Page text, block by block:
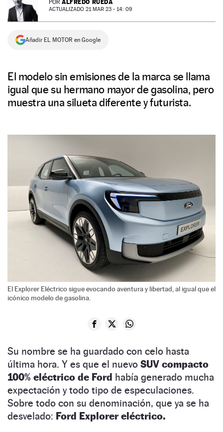
NEWSLETTER
SÍGUENOS
POR ALFREDO RUEDA
ACTUALIZADO 21 MAR 23 - 14: 09
Añadir EL MOTOR en Google
El modelo sin emisiones de la marca se llama
igual que su hermano mayor de gasolina, pero
muestra una silueta diferente y futurista.
El Explorer Eléctrico sigue evocando aventura y libertad, al igual que el
icónico modelo de gasolina.
Su nombre se ha guardado con celo hasta
última hora. Y es que el nuevo SUV compacto
100% eléctrico de Ford había generado mucha
expectación y todo tipo de especulaciones.
Sobre todo con su denominación, que ya se ha
desvelado: Ford Explorer eléctrico.